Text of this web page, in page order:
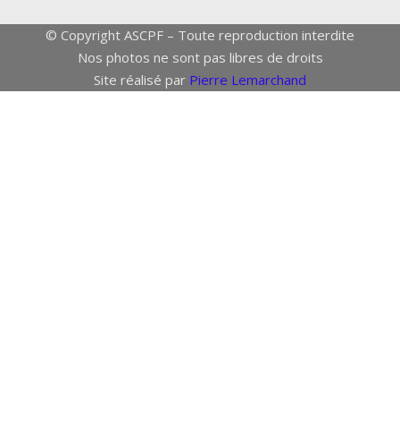
© Copyright ASCPF – Toute reproduction interdite
Nos photos ne sont pas libres de droits
Site réalisé par Pierre Lemarchand